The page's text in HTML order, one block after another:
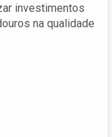
investimentos
na qualidade